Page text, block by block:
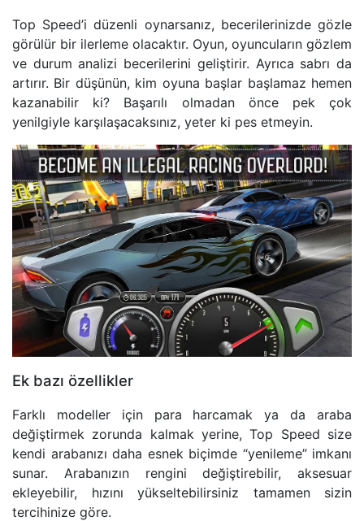
Top Speed’i düzenli oynarsanız, becerilerinizde gözle
görülür bir ilerleme olacaktır. Oyun, oyuncuların gözlem
ve durum analizi becerilerini geliştirir. Ayrıca sabrı da
artırır. Bir düşünün, kim oyuna başlar başlamaz hemen
kazanabilir ki? Başarılı olmadan önce pek çok
yenilgiyle karşılaşacaksınız, yeter ki pes etmeyin.
Ek bazı özellikler
Farklı modeller için para harcamak ya da araba
değiştirmek zorunda kalmak yerine, Top Speed size
kendi arabanızı daha esnek biçimde “yenileme” imkanı
sunar. Arabanızın rengini değiştirebilir, aksesuar
ekleyebilir, hızını yükseltebilirsiniz tamamen sizin
tercihinize göre.